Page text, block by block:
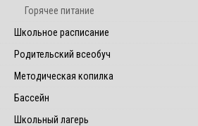
Горячее питание
Школьное расписание
Родительский всеобуч
Методическая копилка
Бассейн
Школьный лагерь